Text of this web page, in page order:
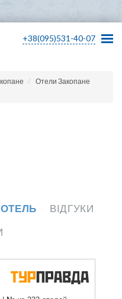
+38(095)531-40-07
Отели Закопане
ВІДГУКИ